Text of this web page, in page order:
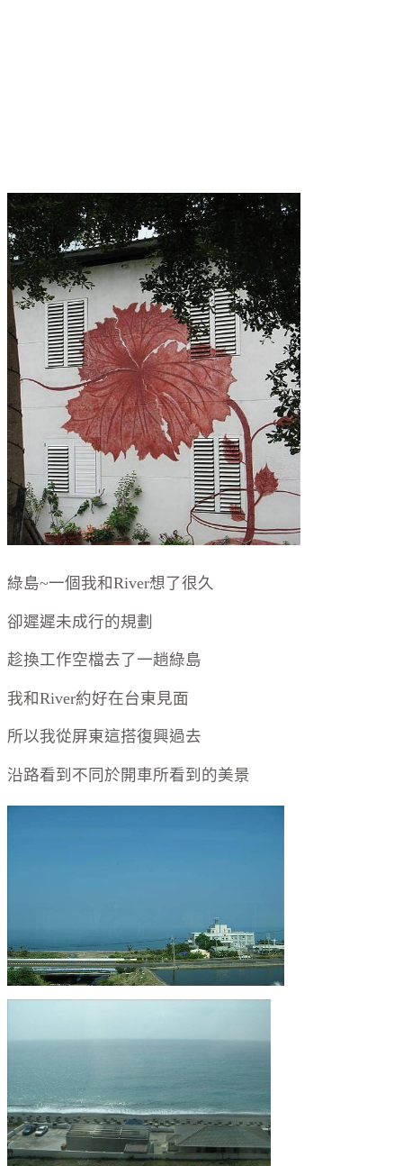
綠島~一個我和River想了很久
卻遲遲未成行的規劃
趁換工作空檔去了一趟綠島
我和River約好在台東見面
所以我從屏東這搭復興過去
沿路看到不同於開車所看到的美景